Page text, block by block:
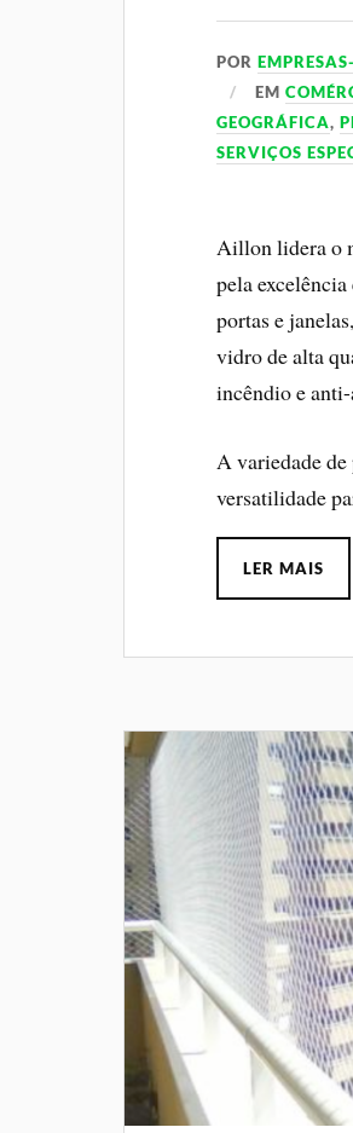
POR
EM
GEOGRÁFICA,
SERVIÇOS
Aillon lidera o
pela
portas e
vidro de alta
incêndio e
A variedade
versatilidade
LER MAIS